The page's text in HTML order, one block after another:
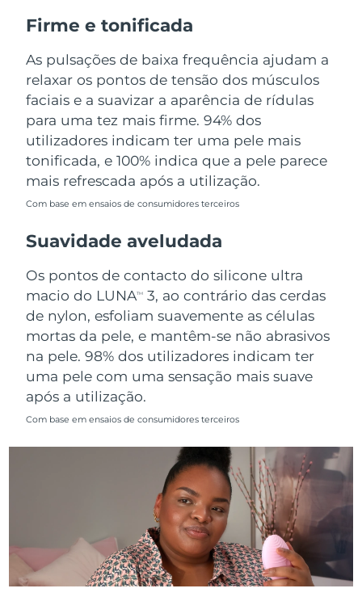
Firme e tonificada
As pulsações de baixa frequência ajudam a
relaxar os pontos de tensão dos músculos
faciais e a suavizar a aparência de rídulas
para uma tez mais firme. 94% dos
utilizadores indicam ter uma pele mais
tonificada, e 100% indica que a pele parece
mais refrescada após a utilização.
Com base em ensaios de consumidores terceiros
Suavidade aveludada
Os pontos de contacto do silicone ultra
macio do LUNATM
3, ao contrário das cerdas
de nylon, esfoliam suavemente as células
mortas da pele, e mantêm-se não abrasivos
na pele. 98% dos utilizadores indicam ter
uma pele com uma sensação mais suave
após a utilização.
Com base em ensaios de consumidores terceiros
Turquia
Emirados Árabes
Unidos
Entrega prevista8/13/26
Reino Unido Entrega prevista
Estados Unidos Entrega prevista8/13/26
Uzbequistão Entrega prevista
Vietnã Entrega prevista